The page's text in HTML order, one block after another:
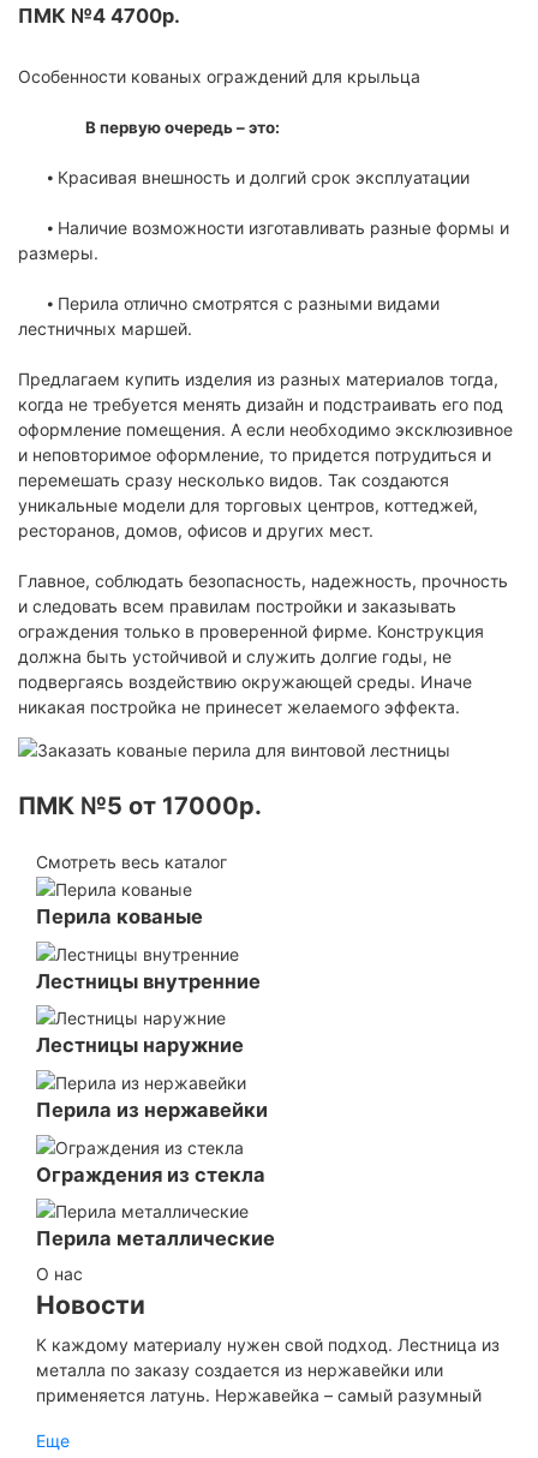
ПМК №4 4700р.
Особенности кованых ограждений для крыльца
В первую очередь – это:
⦁ Красивая внешность и долгий срок эксплуатации
⦁ Наличие возможности изготавливать разные формы и
размеры.
⦁ Перила отлично смотрятся с разными видами
лестничных маршей.
Предлагаем купить изделия из разных материалов тогда,
когда не требуется менять дизайн и подстраивать его под
оформление помещения. А если необходимо эксклюзивное
и неповторимое оформление, то придется потрудиться и
перемешать сразу несколько видов. Так создаются
уникальные модели для торговых центров, коттеджей,
ресторанов, домов, офисов и других мест.
Главное, соблюдать безопасность, надежность, прочность
и следовать всем правилам постройки и заказывать
ограждения только в проверенной фирме. Конструкция
должна быть устойчивой и служить долгие годы, не
подвергаясь воздействию окружающей среды. Иначе
никакая постройка не принесет желаемого эффекта.
ПМК №5 от 17000р.
Смотреть весь каталог
Перила кованые
Лестницы внутренние
Лестницы наружние
Перила из нержавейки
Ограждения из стекла
Перила металлические
О нас
Новости
К каждому материалу нужен свой подход. Лестница из
металла по заказу создается из нержавейки или
применяется латунь. Нержавейка – самый разумный
конструкцию планируется использовать в местах
Еще